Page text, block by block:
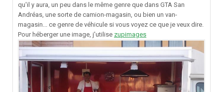
qu'il y aura, un peu dans le même genre que dans GTA San
Andréas, une sorte de camion-magasin, ou bien un van-
magasin... ce genre de véhicule si vous voyez ce que je veux dire.
Pour héberger une image, j'utilise zupimages